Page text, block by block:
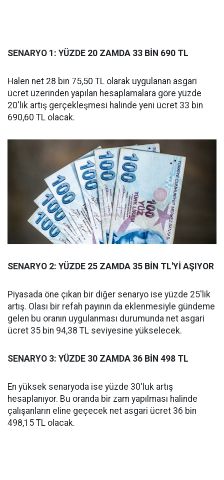
SENARYO 1: YÜZDE 20 ZAMDA 33 BİN 690 TL
Halen net 28 bin 75,50 TL olarak uygulanan asgari
ücret üzerinden yapılan hesaplamalara göre yüzde
20'lik artış gerçekleşmesi halinde yeni ücret 33 bin
690,60 TL olacak.
SENARYO 2: YÜZDE 25 ZAMDA 35 BİN TL'Yİ AŞIYOR
Piyasada öne çıkan bir diğer senaryo ise yüzde 25'lik
artış. Olası bir refah payının da eklenmesiyle gündeme
gelen bu oranın uygulanması durumunda net asgari
ücret 35 bin 94,38 TL seviyesine yükselecek.
SENARYO 3: YÜZDE 30 ZAMDA 36 BİN 498 TL
En yüksek senaryoda ise yüzde 30'luk artış
hesaplanıyor. Bu oranda bir zam yapılması halinde
çalışanların eline geçecek net asgari ücret 36 bin
498,15 TL olacak.